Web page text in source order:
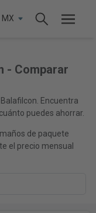
MX
- Comparar
Encuentra
puedes ahorrar.
de paquete
el precio mensual